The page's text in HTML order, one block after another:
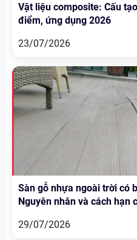
Vật liệu composite: Cấu
điểm, ứng dụng 2026
23/07/2026
Sàn gỗ nhựa ngoài trời có
Nguyên nhân và cách hạn
29/07/2026